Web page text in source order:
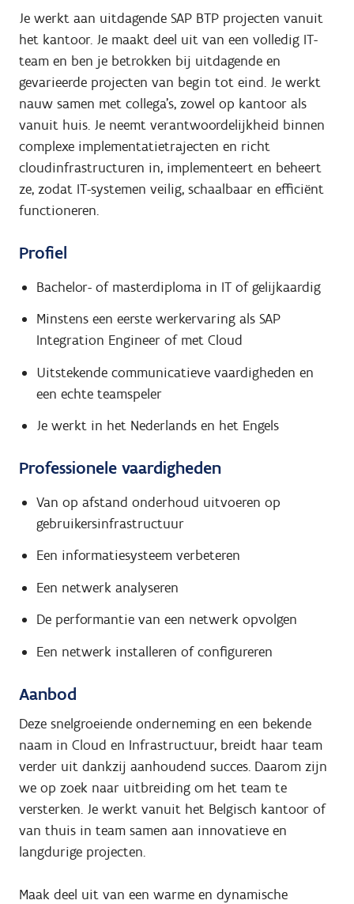
Je werkt aan uitdagende SAP BTP projecten vanuit
het kantoor. Je maakt deel uit van een volledig IT-
team en ben je betrokken bij uitdagende en
gevarieerde projecten van begin tot eind. Je werkt
nauw samen met collega’s, zowel op kantoor als
vanuit huis. Je neemt verantwoordelijkheid binnen
complexe implementatietrajecten en richt
cloudinfrastructuren in, implementeert en beheert
ze, zodat IT-systemen veilig, schaalbaar en efficiënt
functioneren.
Profiel
Bachelor- of masterdiploma in IT of gelijkaardig
Minstens een eerste werkervaring als SAP
Integration Engineer of met Cloud
Uitstekende communicatieve vaardigheden en
een echte teamspeler
Je werkt in het Nederlands en het Engels
Professionele vaardigheden
Van op afstand onderhoud uitvoeren op
gebruikersinfrastructuur
Een informatiesysteem verbeteren
Een netwerk analyseren
De performantie van een netwerk opvolgen
Een netwerk installeren of configureren
Aanbod
Deze snelgroeiende onderneming en een bekende
naam in Cloud en Infrastructuur, breidt haar team
verder uit dankzij aanhoudend succes. Daarom zijn
we op zoek naar uitbreiding om het team te
versterken. Je werkt vanuit het Belgisch kantoor of
van thuis in team samen aan innovatieve en
langdurige projecten.
Maak deel uit van een warme en dynamische